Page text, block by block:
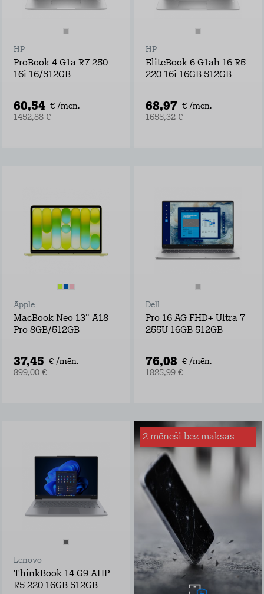
HP
ProBook 4 G1a R7 250
16i 16/512GB
60,54 € /mēn.
1452,88 €
HP
EliteBook 6 G1ah 16 R5
220 16i 16GB 512GB
68,97 € /mēn.
1655,32 €
Apple
MacBook Neo 13" A18
Pro 8GB/512GB
37,45 € /mēn.
899,00 €
Dell
Pro 16 AG FHD+ Ultra 7
255U 16GB 512GB
76,08 € /mēn.
1825,99 €
Lenovo
ThinkBook 14 G9 AHP
R5 220 16GB 512GB
2 mēneši bez maksas
Apdrošināšana
ierīcei
Tele2 ierīču
apdrošināšana
garantē pilnu
zaudējumu atmaksu
šādos gadījumos:
ekrāna, korpusa
vai jebkādi citi
bojājumi
šķidruma nodarīti
bojājumi
zādzība vai